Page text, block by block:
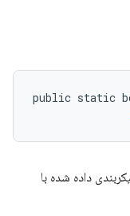
public static
داده شده با